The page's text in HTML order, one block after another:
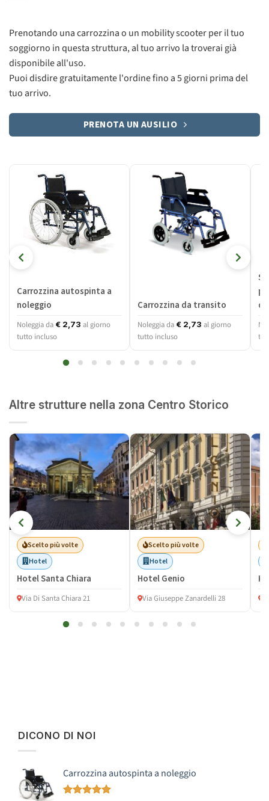
Prenotando una carrozzina o un mobility scooter per il tuo
soggiorno in questa struttura, al tuo arrivo la troverai già
disponibile all'uso.
Puoi disdire gratuitamente l'ordine fino a 5 giorni prima del
tuo arrivo.
PRENOTA UN AUSILIO
Carrozzina autospinta a
noleggio
Noleggia da € 2,73 al giorno
tutto incluso
Carrozzina da transito
Noleggia da € 2,73 al giorno
tutto incluso
Altre strutture nella zona Centro Storico
Scelto più volte
Hotel
Hotel Santa Chiara
Via Di Santa Chiara 21
Scelto più volte
Hotel
Hotel Genio
Via Giuseppe Zanardelli 28
DICONO DI NOI
Carrozzina autospinta a noleggio